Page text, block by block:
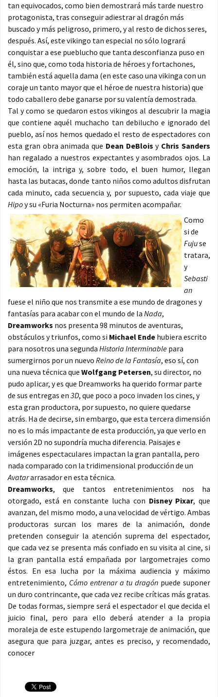
tan equivocados, como bien demostrará más tarde nuestro
protagonista, tras conseguir adiestrar al dragón más
buscado y más peligroso, primero, y al resto de dichos seres,
después. Así, este vikingo tan especial no sólo logrará
conquistar a ese pueblucho que tanta desconfianza puso en
él, sino que, como toda historia de héroes y fortachones,
también está aquella dama (en este caso una vikinga con un
coraje un tanto mayor que el héroe de nuestra historia) que
todo caballero debe ganarse por su valentía demostrada.
Tal y como se quedaron estos vikingos al descubrir la magia
que contiene aquél muchacho tan debilucho e ignorado del
pueblo, así nos hemos quedado el resto de espectadores con
esta gran obra animada que Dean DeBlois y Chris Sanders
han regalado a nuestros expectantes y asombrados ojos. La
emoción, la intriga y, sobre todo, el buen humor, llegan
hasta las butacas, donde tanto niños como adultos disfrutan
cada minuto, cada secuencia y, por supuesto, cada viaje que
Hipoy su «Furia Nocturna» nos permiten acompañar.
Como
si de
Fujuse
tratara,
y
Sebasti
an
fuese el niño que nos transmite a ese mundo de dragones y
fantasías para acabar con el mundo de la Nada,
Dreamworks nos presenta 98 minutos de aventuras,
obstáculos y triunfos, como si Michael Ende hubiera escrito
para nosotros una segunda Historia Interminable para
sumergirnos por un nuevo Reino de la Fantasía, eso sí, con
una nueva técnica que Wolfgang Petersen, su director, no
pudo aplicar, y es que Dreamworks ha querido formar parte
de sus entregas en 3D, que poco a poco invaden los cines, y
esta gran productora, por supuesto, no quiere quedarse
atrás. Ha de decirse, sin embargo, que esta tercera dimensión
no es lo más impactante de esta producción, ya que verlo en
versión 2D no supondría mucha diferencia. Paisajes e
imágenes espectaculares impactan la gran pantalla, pero
nada comparado con la tridimensional producción de un
Avatararrasador en esta técnica.
Dreamworks, que tantos entretenimientos nos ha
otorgado, está en constante lucha con Disney Pixar, que
avanzan, del mismo modo, a una velocidad de vértigo. Ambas
productoras surcan los mares de la animación, donde
pretenden conseguir la atención suprema del espectador,
que cada vez se presenta más confiado en su visita al cine, si
la gran pantalla está empañada por largometrajes como
éstos. En esa lucha por la máxima audiencia y máximo
entretenimiento, Cómo entrenar a tu dragón puede suponer
un duro contrincante, que cada vez recibe críticas más gratas.
De todas formas, siempre será el espectador el que decida el
juicio final, pero para ello deberá atender a la propia
moraleja de este estupendo largometraje de animación, que
asegura que para juzgar, antes es preciso, y recomendado,
conocer